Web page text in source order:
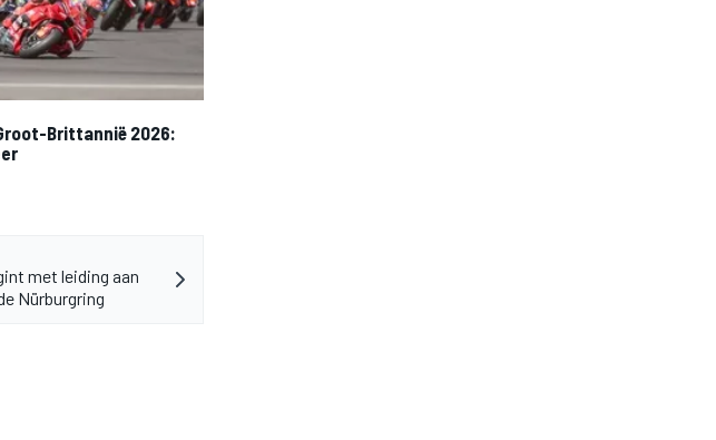
Brittannië 2026:
met leiding aan
Nürburgring